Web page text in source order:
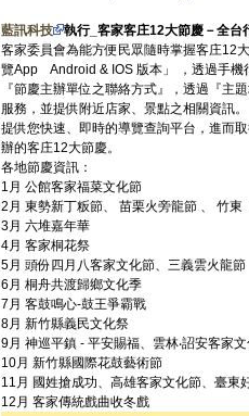
藍訊科技
執行_客家客庄12大節慶－全
客家委員會為能方便民眾隨時掌握客庄12
覽App Android & IOS 版本」 ，透過手機
『節慶主辦單位之聯絡方式』，透過『主
服務，並提供附近店家、景點之相關資訊
提供您快速、即時的導覽查詢平台，進而
辦的客庄12大節慶。
各地節慶資訊：
1月 公館客家福菜文化節
2月 東勢新丁粄節、 苗栗火旁龍節 、 竹
3月 六堆嘉年華
4月 客家桐花祭
5月 頭份四月八客家文化節、三義雲火龍節
6月 桐舟共渡歸鄉文化季
7月 客鼓鳴心-鼓王爭霸戰
8月 新竹縣義民文化祭
9月 神巡平鎮 - 平安賜福、雲林‧詔安客家
10月 新竹縣國際花鼓藝術節
11月 國姓搶成功、高雄客家文化節、臺東
12月 客家傳統戲曲收冬戲